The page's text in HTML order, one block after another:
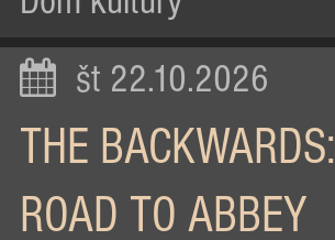
št 22.10.2026
THE BACKWARDS:
ROAD TO ABBEY